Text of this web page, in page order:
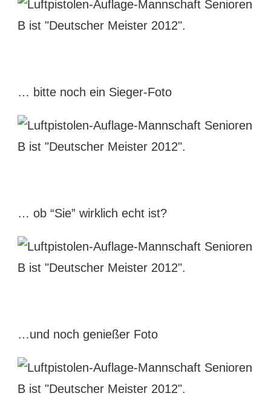
… bitte noch ein Sieger-Foto
… ob “Sie” wirklich echt ist?
…und noch genießer Foto